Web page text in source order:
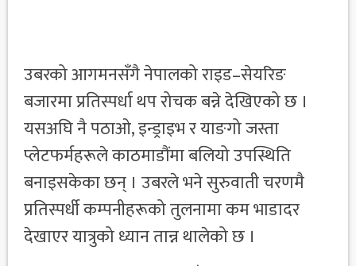
उबरको आगमनसँगै नेपालको राइड–सेयरिङ
बजारमा प्रतिस्पर्धा थप रोचक बन्ने देखिएको छ ।
यसअघि नै पठाओ, इन्ड्राइभ र याङगो जस्ता
प्लेटफर्महरूले काठमाडौंमा बलियो उपस्थिति
बनाइसकेका छन् । उबरले भने सुरुवाती चरणमै
प्रतिस्पर्धी कम्पनीहरूको तुलनामा कम भाडादर
देखाएर यात्रुको ध्यान तान्न थालेको छ ।